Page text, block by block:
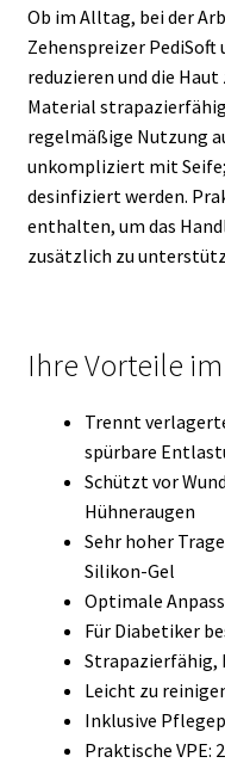
Ob im Alltag, bei der
Zehenspreizer
reduzieren und die
Material
regelmäßige Nutzung
unkompliziert mit
desinfiziert werden.
enthalten, um das
zusätzlich zu
Ihre Vorteile
Trennt
spürbare
Schützt vor
Hühneraugen
Sehr hoher
Silikon-Gel
Optimale
Für Diabetiker
Strapazierfähig,
Leicht zu
Inklusive
Praktische VPE: